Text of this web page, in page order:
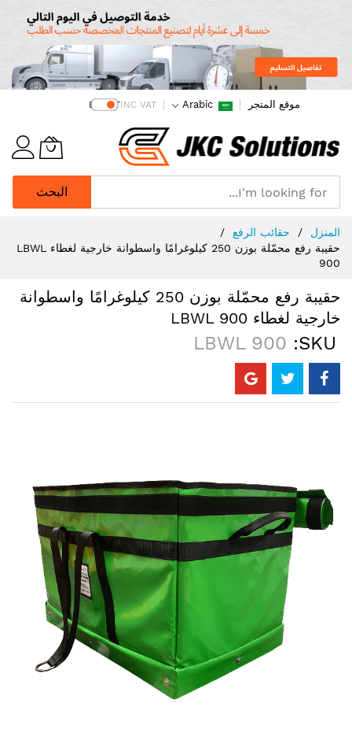
موقع المتجر Arabic
INC VAT
EX VAT
البحث
Skip
Content
المنزل
حقائب الرفع
حقيبة رفع محمّلة بوزن 250 كيلوغرامًا واسطوانة خارجية لغطاء LBWL
900
حقيبة رفع محمّلة بوزن 250 كيلوغرامًا واسطوانة
خارجية لغطاء LBWL 900
SKU
LBWL 900
the
images